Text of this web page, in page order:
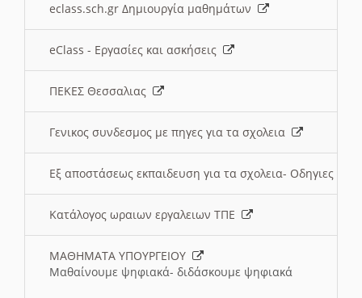
eclass.sch.gr Δημιουργία μαθημάτων
eClass - Εργασίες και ασκήσεις
ΠΕΚΕΣ Θεσσαλιας
Γενικος συνδεσμος με πηγες για τα σχολεια
Εξ αποστάσεως εκπαιδευση για τα σχολεια- Οδηγιες
Κατάλογος ωραιων εργαλειων ΤΠΕ
ΜΑΘΗΜΑΤΑ ΥΠΟΥΡΓΕΙΟΥ
Μαθαίνουμε ψηφιακά- διδάσκουμε ψηφιακά